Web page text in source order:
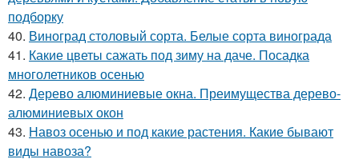
подборку
40. Виноград столовый сорта. Белые сорта винограда
41. Какие цветы сажать под зиму на даче. Посадка
многолетников осенью
42. Дерево алюминиевые окна. Преимущества дерево-
алюминиевых окон
43. Навоз осенью и под какие растения. Какие бывают
виды навоза?